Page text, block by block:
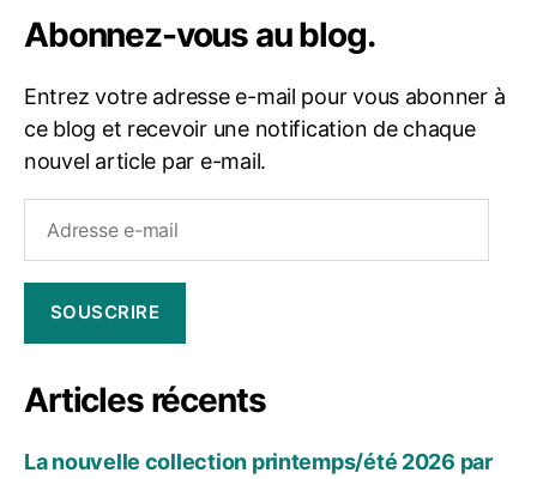
Abonnez-vous au blog.
Entrez votre adresse e-mail pour vous abonner à
ce blog et recevoir une notification de chaque
nouvel article par e-mail.
mail
SOUSCRIRE
Articles récents
La nouvelle collection printemps/été 2026 par